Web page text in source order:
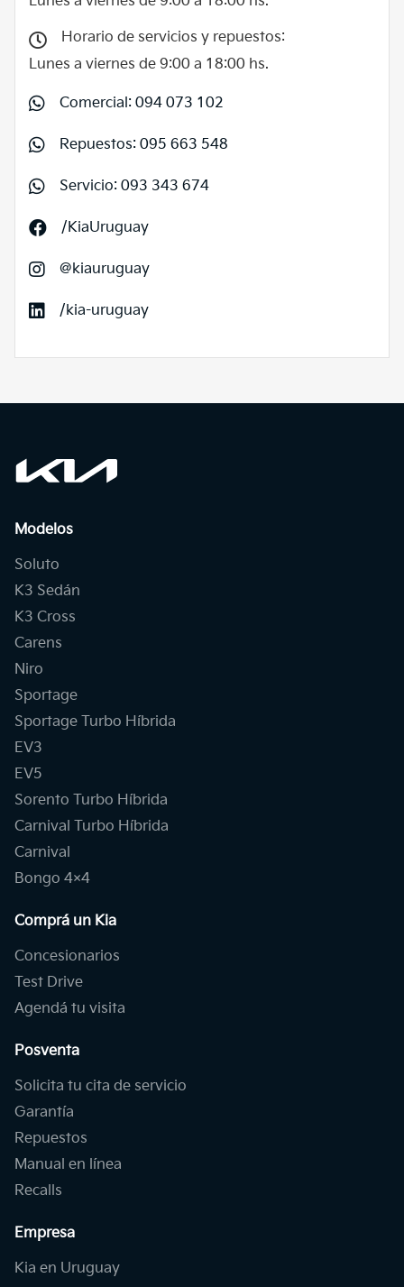
Horario de servicios y repuestos:
Lunes a viernes de 9:00 a 18:00 hs.
Comercial: 094 073 102
Repuestos: 095 663 548
Servicio: 093 343 674
/KiaUruguay
@kiauruguay
/kia-uruguay
Modelos
Soluto
K3 Sedán
K3 Cross
Carens
Niro
Sportage
Sportage Turbo Híbrida
EV3
EV5
Sorento Turbo Híbrida
Carnival Turbo Híbrida
Carnival
Bongo 4×4
Comprá un Kia
Concesionarios
Test Drive
Agendá tu visita
Posventa
Solicita tu cita de servicio
Garantía
Repuestos
Manual en línea
Recalls
Empresa
Kia en Uruguay